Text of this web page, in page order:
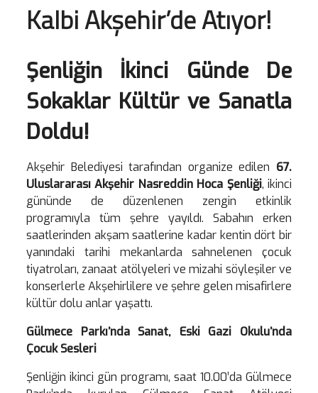
Kalbi Akşehir’de Atıyor!
Şenliğin İkinci Günde De
Sokaklar Kültür ve Sanatla
Doldu!
Akşehir Belediyesi tarafından organize edilen 67.
Uluslararası Akşehir Nasreddin Hoca Şenliği, ikinci
gününde de düzenlenen zengin etkinlik
programıyla tüm şehre yayıldı. Sabahın erken
saatlerinden akşam saatlerine kadar kentin dört bir
yanındaki tarihi mekanlarda sahnelenen çocuk
tiyatroları, zanaat atölyeleri ve mizahi söyleşiler ve
konserlerle Akşehirlilere ve şehre gelen misafirlere
kültür dolu anlar yaşattı.
Gülmece Parkı’nda Sanat, Eski Gazi Okulu’nda
Çocuk Sesleri
Şenliğin ikinci gün programı, saat 10.00’da Gülmece